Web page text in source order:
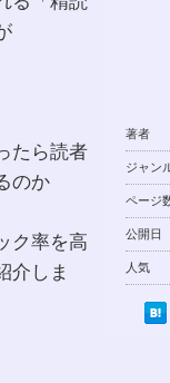
著者
ジャン
ページ
公開日
人気
たら読者
のか
ク率を高
介しま